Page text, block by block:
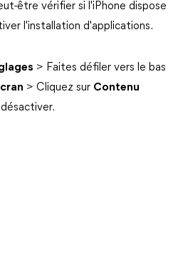
être vérifier si l'iPhone dispose
l'installation d'applications.
> Faites défiler vers le bas
> Cliquez sur Contenu